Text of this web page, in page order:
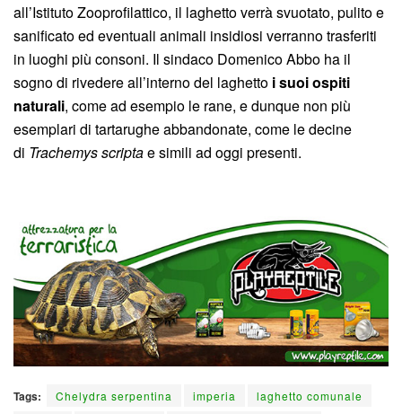
all’Istituto Zooprofilattico, il laghetto verrà svuotato, pulito e
sanificato ed eventuali animali insidiosi verranno trasferiti
in luoghi più consoni. Il sindaco Domenico Abbo ha il
sogno di rivedere all’interno del laghetto i suoi ospiti
naturali, come ad esempio le rane, e dunque non più
esemplari di tartarughe abbandonate, come le decine
di Trachemys scriptae simili ad oggi presenti.
Tags: Chelydra serpentina imperia
laghetto comunale